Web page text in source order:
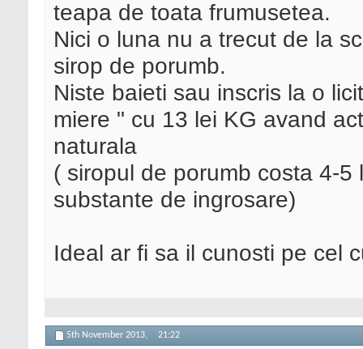
teapa de toata frumusetea.
Nici o luna nu a trecut de la
sirop de porumb.
Niste baieti sau inscris la o
miere " cu 13 lei KG avand
naturala
( siropul de porumb costa 4-
substante de ingrosare)
Ideal ar fi sa il cunosti pe cel
5th November 2013, 21:22